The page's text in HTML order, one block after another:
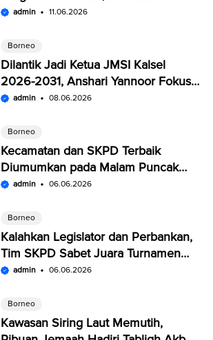
Kotabaru Targetkan Petani Panen 3
admin 11.06.2026
Borneo
Dilantik Jadi Ketua JMSI Kalsel
2026-2031, Anshari Yannoor Fokus
Verifikasi Perusahaan Pers
admin 08.06.2026
Borneo
Kecamatan dan SKPD Terbaik
Diumumkan pada Malam Puncak
Penutupan Expo Saijaan Kotabaru
admin 06.06.2026
Borneo
Kalahkan Legislator dan Perbankan,
Tim SKPD Sabet Juara Turnamen
Segitiga Kotabaru
admin 06.06.2026
Borneo
Kawasan Siring Laut Memutih,